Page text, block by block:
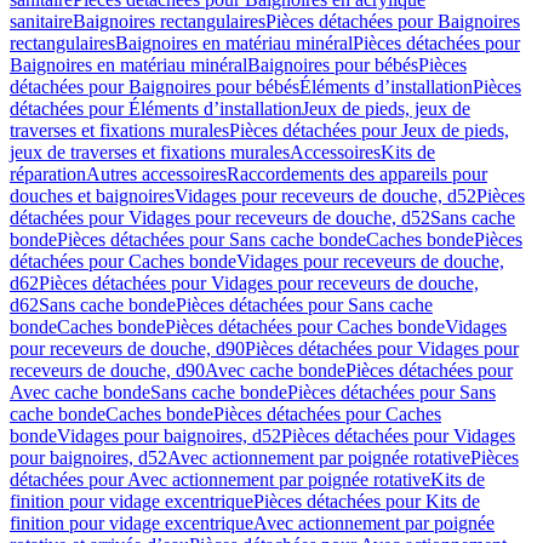
sanitaireBaignoires rectangulairesPièces détachées pour Baignoires
rectangulairesBaignoires en matériau minéralPièces détachées pour
Baignoires en matériau minéralBaignoires pour bébésPièces
détachées pour Baignoires pour bébésÉléments d’installationPièces
détachées pour Éléments d’installationJeux de pieds, jeux de
traverses et fixations muralesPièces détachées pour Jeux de pieds,
jeux de traverses et fixations muralesAccessoiresKits de
réparationAutres accessoiresRaccordements des appareils pour
douches et baignoiresVidages pour receveurs de douche, d52Pièces
détachées pour Vidages pour receveurs de douche, d52Sans cache
bondePièces détachées pour Sans cache bondeCaches bondePièces
détachées pour Caches bondeVidages pour receveurs de douche,
d62Pièces détachées pour Vidages pour receveurs de douche,
d62Sans cache bondePièces détachées pour Sans cache
bondeCaches bondePièces détachées pour Caches bondeVidages
pour receveurs de douche, d90Pièces détachées pour Vidages pour
receveurs de douche, d90Avec cache bondePièces détachées pour
Avec cache bondeSans cache bondePièces détachées pour Sans
cache bondeCaches bondePièces détachées pour Caches
bondeVidages pour baignoires, d52Pièces détachées pour Vidages
pour baignoires, d52Avec actionnement par poignée rotativePièces
détachées pour Avec actionnement par poignée rotativeKits de
finition pour vidage excentriquePièces détachées pour Kits de
finition pour vidage excentriqueAvec actionnement par poignée